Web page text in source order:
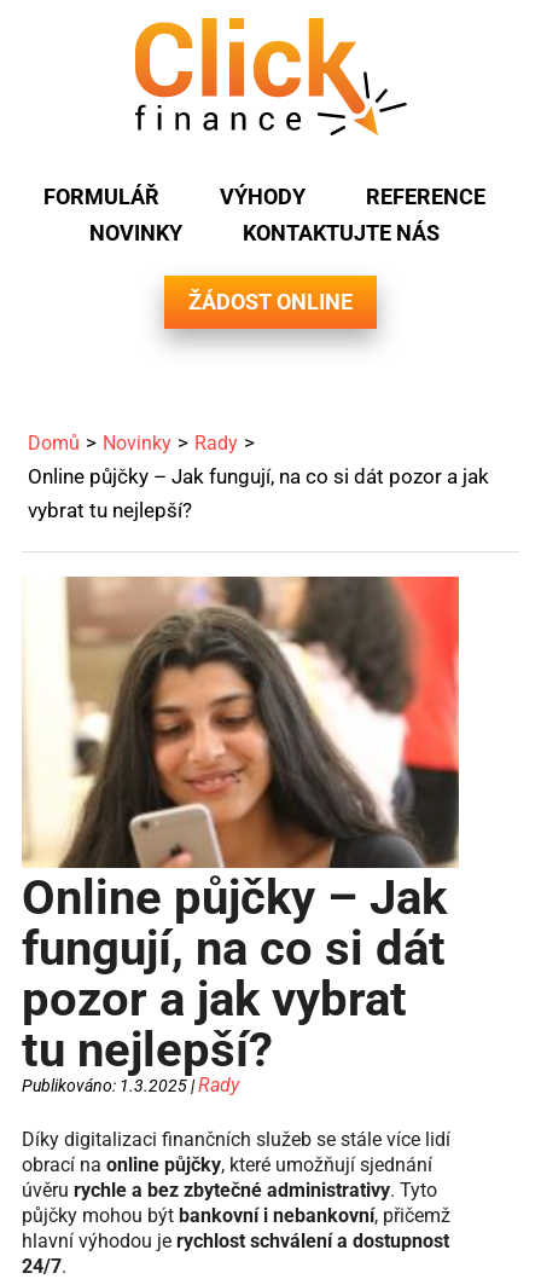
FORMULÁŘ VÝHODY
REFERENCE
NOVINKY
KONTAKTUJTE NÁS
ŽÁDOST ONLINE
Domů Novinky Rady
Online půjčky – Jak fungují, na co si dát pozor a jak
vybrat tu nejlepší?
Online půjčky – Jak
fungují, na co si dát
pozor a jak vybrat
tu nejlepší?
Publikováno: 1.3.2025 |Rady
Díky digitalizaci finančních služeb se stále více lidí
obrací na online půjčky, které umožňují sjednání
úvěru rychle a bez zbytečné administrativy. Tyto
půjčky mohou být bankovní i nebankovní, přičemž
hlavní výhodou je rychlost schválení a dostupnost
24/7.